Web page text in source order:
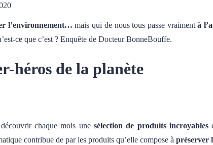
l’environnement… mais qui de nous tous passe vraimentà
ce que c’est ? Enquête de Docteur BonneBouffe.
héros de la planète
chaque mois unesélection de produits incroyables
contribue de par les produits qu’elle compose à préserver